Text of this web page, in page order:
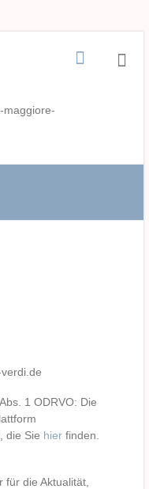
maggiore-
1 ODRVO: Die
die Sie hierfinden.
die Aktualität,